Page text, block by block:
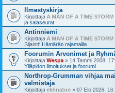
Ilmestyskirja
Kirjoittaja A MAN OF A TIME STORM
ja salaseurat
Antinniemi
Kirjoittaja A MAN OF A TIME STORM
Sijainti: Hämärän rajamailla
Foorumin Arvonimet ja
Kirjoittaja Wespa » 14 Tammi 2008,
Ylläpidon ilmoitukset ja foorumi
Northrop-Grumman vihjaa
valmistaja
Kirjoittaja ekhnaton » 07 Elo 2026,